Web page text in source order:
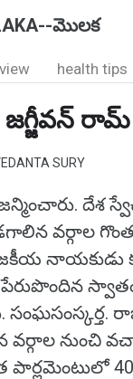
మొలక
health tips
జగ్జీవన్
SURY
దేశ
వర్గాల
వర్గాల నుంచి
పార్లమెంటులో